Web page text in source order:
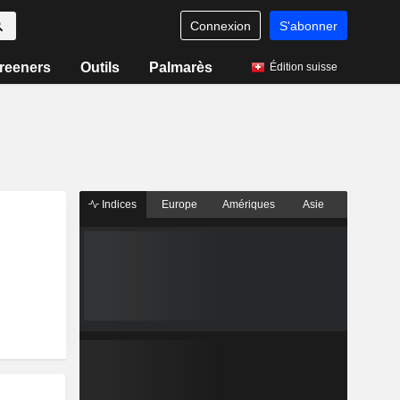
Connexion S'abonner
Outils Palmarès Édition suisse
Indices Europe Amériques Asie